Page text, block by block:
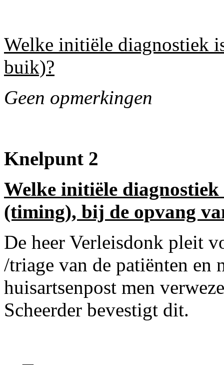
Welke initiële diagnostiek
buik)?
Geen opmerkingen
Knelpunt 2
Welke initiële
(timing), bij de opvang
De heer Verleisdonk pleit
/triage van de patiënten en
huisartsenpost men
Scheerder bevestigt dit.